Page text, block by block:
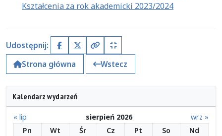
Kształcenia za rok akademicki 2023/2024
Udostępnij: FacebookX (Twitter)
Kopiuj pełny link
Kopiuj krótki link
Strona główna
Wstecz
Kalendarz wydarzeń
« lip sierpień 2026
wrz »
Pn
Wt Śr Cz Pt So Nd